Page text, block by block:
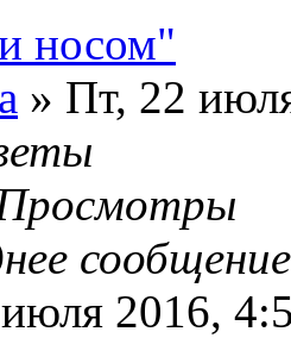
носом"
» Пт, 22
2016,